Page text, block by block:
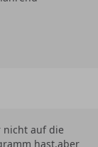
nicht auf die
hast,aber